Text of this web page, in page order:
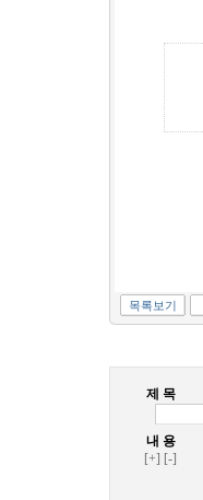
목록보기
제 목
내 용
[+] [-]